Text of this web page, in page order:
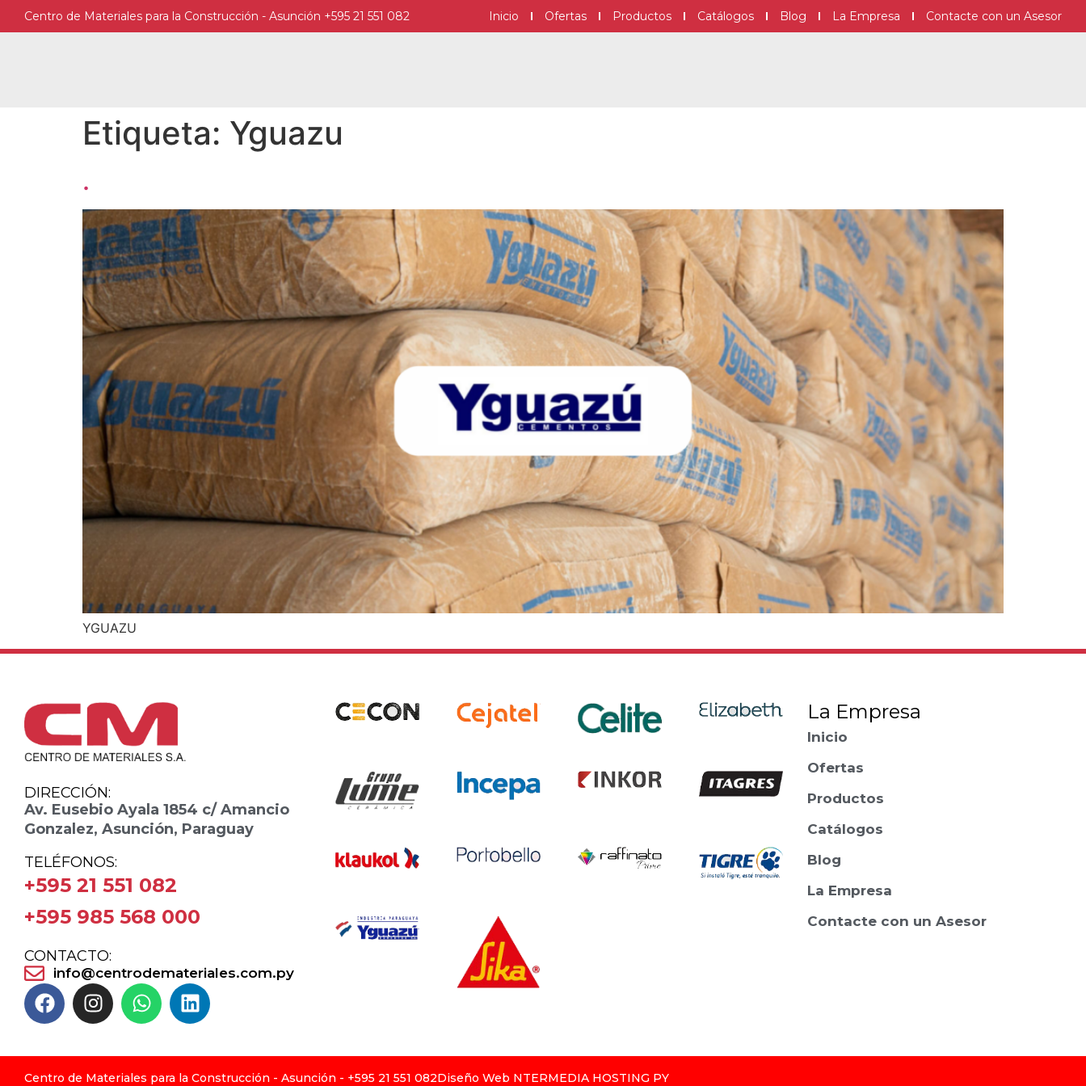
Centro de Materiales para la Construcción - Asunción +595 21 551 082 Inicio Ofertas Productos Catálogos Blog La Empresa Contacte con un Asesor
Etiqueta: Yguazu
.
YGUAZU
DIRECCIÓN:
Av. Eusebio Ayala 1854 c/ Amancio
Gonzalez, Asunción, Paraguay
TELÉFONOS:
+595 21 551 082
+595 985 568 000
CONTACTO:
info@centrodemateriales.com.py
La Empresa
Inicio
Ofertas
Productos
Catálogos
Blog
La Empresa
Contacte con un Asesor
Centro de Materiales para la Construcción - Asunción - +595 21 551 082Diseño Web NTERMEDIA HOSTING PY